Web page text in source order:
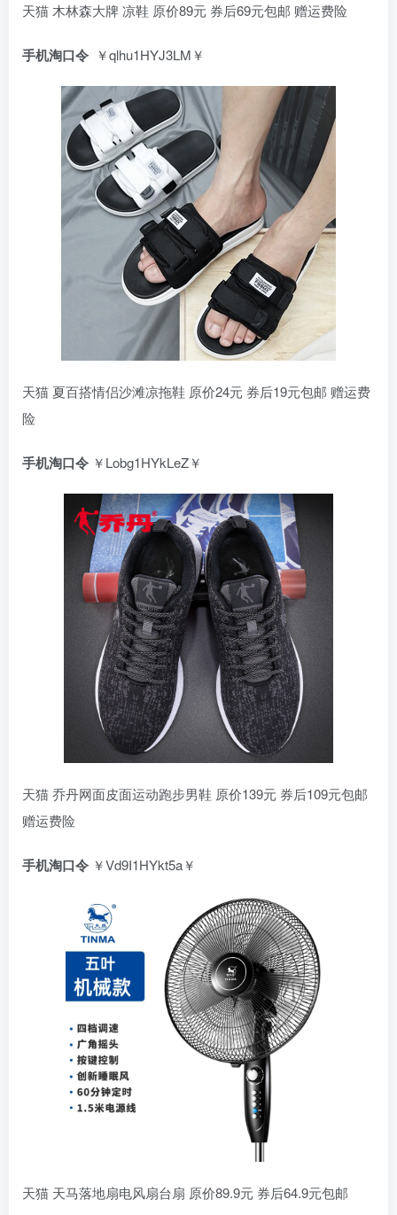
天猫 木林森大牌 凉鞋 原价89元 券后69元包邮 赠运费险
手机淘口令 ￥qlhu1HYJ3LM￥
天猫 夏百搭情侣沙滩凉拖鞋 原价24元 券后19元包邮 赠运费
险
手机淘口令 ￥Lobg1HYkLeZ￥
天猫 乔丹网面皮面运动跑步男鞋 原价139元 券后109元包邮
赠运费险
手机淘口令 ￥Vd9I1HYkt5a￥
天猫 天马落地扇电风扇台扇 原价89.9元 券后64.9元包邮